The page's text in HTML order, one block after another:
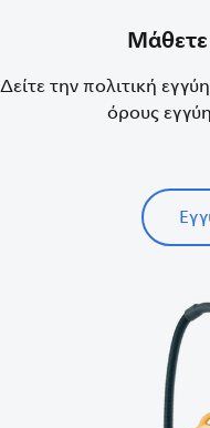
Δείτε την πολιτική
όρους